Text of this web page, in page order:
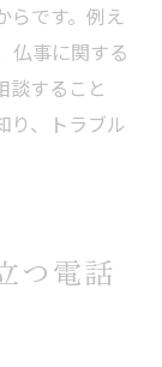
らです。例え
仏事に関する
談すること
り、トラブル
つ電話